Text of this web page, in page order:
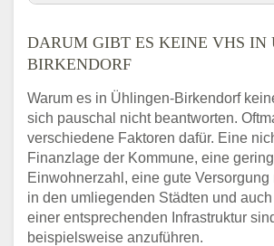
Birkendorf
3 schnelle Tipps
Ühlingen-Birkendorf VHS-
Nähe
Abendschule in der Region
Ühlingen-Birkendorf
VHS steht für
Online-Kurse: Alternative
VHS-Kurs
DARUM GIBT ES KEINE VHS IN
BIRKENDORF
Warum es in Ühlingen-Birkendorf
sich pauschal nicht beantworten.
verschiedene Faktoren dafür. Eine
Finanzlage der Kommune, eine
Einwohnerzahl, eine gute
in den umliegenden Städten und
einer entsprechenden Infrastruktur
beispielsweise anzuführen.